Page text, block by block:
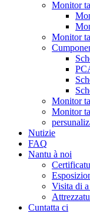
Monitor
Monitor
Monitor
Monitor
Nutizie
FAQ
Nantu à noi
Visita di
Cuntatta ci